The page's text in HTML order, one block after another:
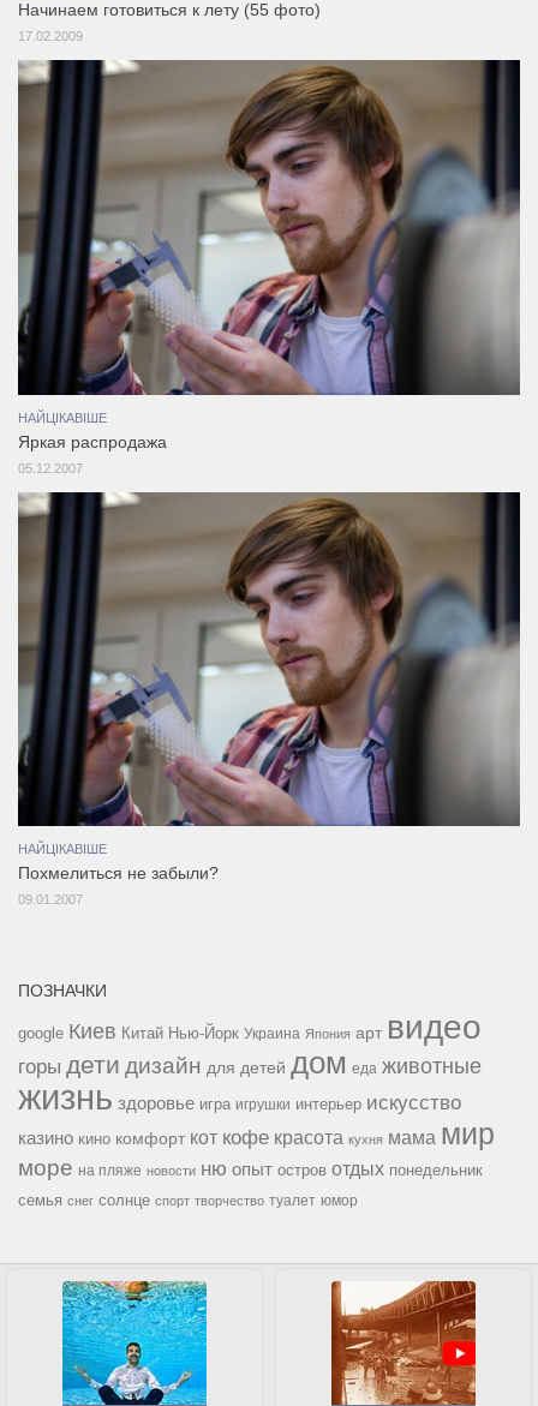
Начинаем готовиться к лету (55 фото)
17.02.2009
НАЙЦІКАВІШЕ
Яркая распродажа
05.12.2007
НАЙЦІКАВІШЕ
Похмелиться не забыли?
09.01.2007
ПОЗНАЧКИ
google Киев Китай Нью-Йорк Украина Япония арт видео
горы дети дизайн для детей дом еда животные
жизнь здоровье игра игрушки интерьер искусство
казино кино комфорт кот кофе красота кухня мама мир
море на пляже новости ню опыт остров отдых понедельник
семья снег солнце спорт творчество туалет юмор